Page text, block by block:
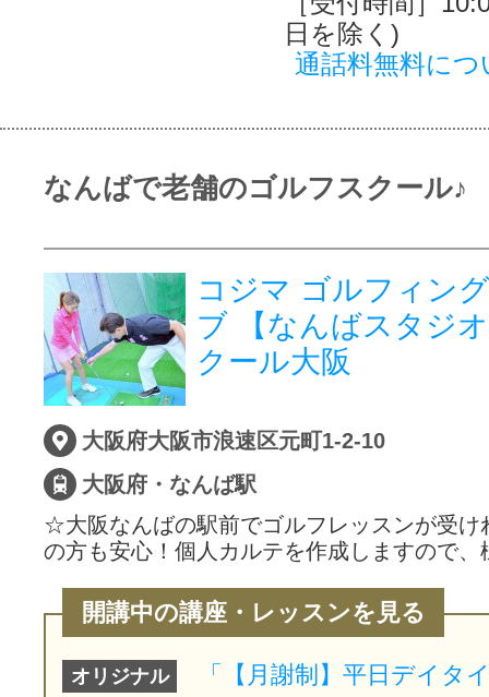
日を除く)
通話料無料につ
なんばで老舗のゴルフスクール♪
コジマ ゴルフィン
ブ 【なんばスタジ
クール大阪
大阪府大阪市浪速区元町1-2-10
大阪府・なんば駅
☆大阪なんばの駅前でゴルフレッスンが受
の方も安心！個人カルテを作成しますので
開講中の講座・レッスンを見る
オリジナル